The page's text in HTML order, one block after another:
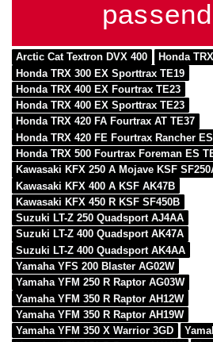
Arctic Cat Textron DVX 400
Honda
Honda TRX 300 EX Sporttrax TE19
Honda TRX 400 EX Fourtrax TE23
Honda TRX 400 EX Sporttrax TE23
Honda TRX 420 FA Fourtrax AT TE37
Honda TRX 420 FE Fourtrax Rancher
Honda TRX 500 Fourtrax Foreman ES
Kawasaki KFX 250 A Mojave KSF
Kawasaki KFX 400 A KSF AK47B
Kawasaki KFX 450 R KSF SF450B
Suzuki LT-Z 250 Quadsport AJ4AA
Suzuki LT-Z 400 Quadsport AK47A
Suzuki LT-Z 400 Quadsport AK4AA
Yamaha YFS 200 Blaster AG02W
Yamaha YFM 250 R Raptor AG03W
Yamaha YFM 350 R Raptor AH12W
Yamaha YFM 350 R Raptor AH19W
Yamaha YFM 350 X Warrior 3GD